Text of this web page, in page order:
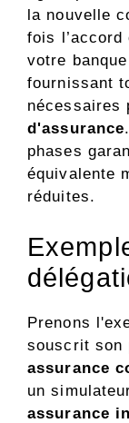
la nouvelle
fois l’accord
votre
fournissant
d'assurance
phases
équivalente
réduites.
Prenons
souscrit son
assurance
un
assurance